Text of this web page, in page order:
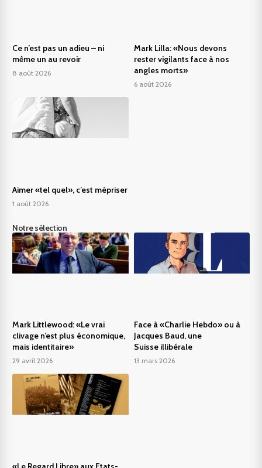
Ce n’est pas un adieu – ni
même un au revoir
8 août 2026
Mark Lilla: «Nous devons
rester vigilants face à nos
angles morts»
6 août 2026
Aimer «tel quel», c’est mépriser
1 août 2026
Notre sélection
Mark Littlewood: «Le vrai
clivage n’est plus économique,
mais identitaire»
29 avril 2026
Face à «Charlie Hebdo» ou à
Jacques Baud, une
Suisse illibérale
13 mars 2026